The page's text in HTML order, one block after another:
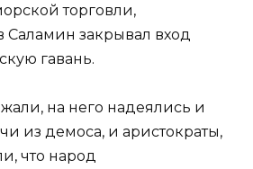
торговли,
Саламин закрывал вход
гавань.
на него надеялись и
из демоса, и аристократы,
что народ